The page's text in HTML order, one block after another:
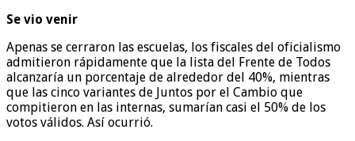
Se vio venir
Apenas se cerraron las escuelas, los fiscales del oficialismo
admitieron rápidamente que la lista del Frente de Todos
alcanzaría un porcentaje de alrededor del 40%, mientras
que las cinco variantes de Juntos por el Cambio que
compitieron en las internas, sumarían casi el 50% de los
votos válidos. Así ocurrió.